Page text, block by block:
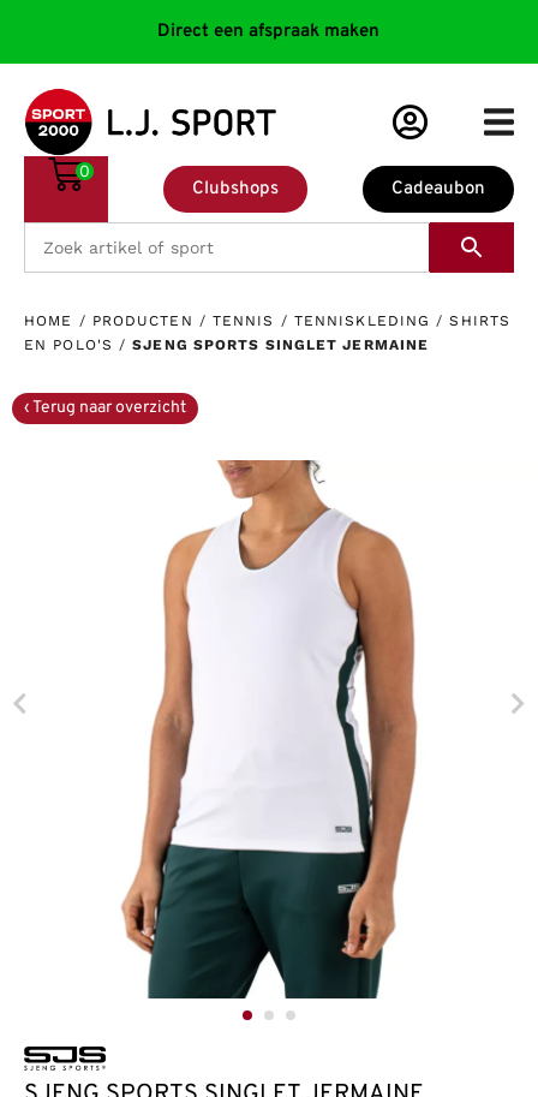
Direct een afspraak maken
Cadeaubon
Clubshops
0
HOME / PRODUCTEN / TENNIS / TENNISKLEDING /SHIRTS
EN POLO'S /SJENG SPORTS SINGLET JERMAINE